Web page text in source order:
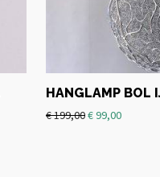
HANGLAMP BOL
€199,00€99,00